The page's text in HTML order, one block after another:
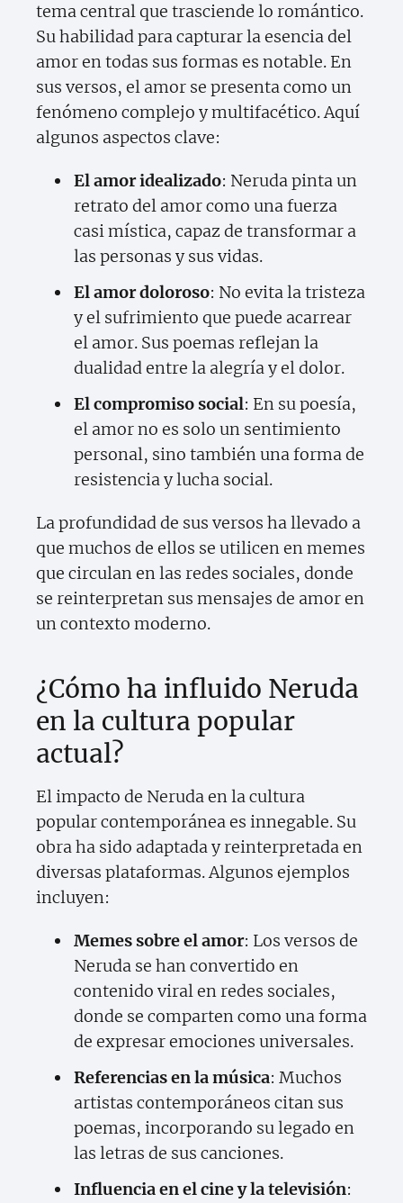
tema central que trasciende lo romántico.
Su habilidad para capturar la esencia del
amor en todas sus formas es notable. En
sus versos, el amor se presenta como un
fenómeno complejo y multifacético. Aquí
algunos aspectos clave:
El amor idealizado: Neruda pinta un
retrato del amor como una fuerza
casi mística, capaz de transformar a
las personas y sus vidas.
El amor doloroso: No evita la tristeza
y el sufrimiento que puede acarrear
el amor. Sus poemas reflejan la
dualidad entre la alegría y el dolor.
El compromiso social: En su poesía,
el amor no es solo un sentimiento
personal, sino también una forma de
resistencia y lucha social.
La profundidad de sus versos ha llevado a
que muchos de ellos se utilicen en memes
que circulan en las redes sociales, donde
se reinterpretan sus mensajes de amor en
un contexto moderno.
¿Cómo ha influido Neruda
en la cultura popular
actual?
El impacto de Neruda en la cultura
popular contemporánea es innegable. Su
obra ha sido adaptada y reinterpretada en
diversas plataformas. Algunos ejemplos
incluyen:
Memes sobre el amor: Los versos de
Neruda se han convertido en
contenido viral en redes sociales,
donde se comparten como una forma
de expresar emociones universales.
Referencias en la música: Muchos
artistas contemporáneos citan sus
poemas, incorporando su legado en
las letras de sus canciones.
Influencia en el cine y la televisión: